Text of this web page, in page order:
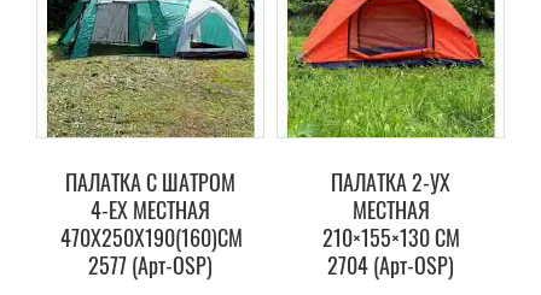
ПАЛАТКА С ШАТРОМ
4-ЕХ МЕСТНАЯ
470Х250Х190(160)СМ
2577 (Арт-OSP)
ПАЛАТКА 2-УХ
МЕСТНАЯ
210×155×130 СМ
2704 (Арт-OSP)